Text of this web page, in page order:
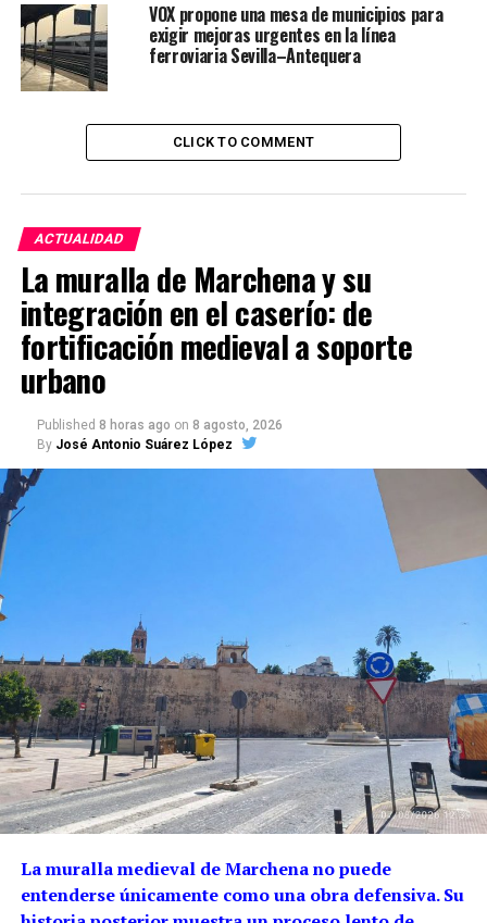
VOX propone una mesa de municipios para
exigir mejoras urgentes en la línea
ferroviaria Sevilla–Antequera
CLICK TO COMMENT
ACTUALIDAD
La muralla de Marchena y su
integración en el caserío: de
fortificación medieval a soporte
urbano
Published 8 horas ago on 8 agosto, 2026
By José Antonio Suárez López
La muralla medieval de Marchena no puede
entenderse únicamente como una obra defensiva. Su